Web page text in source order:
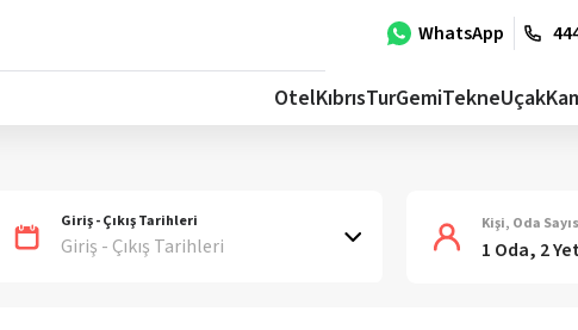
WhatsApp
OtelKıbrısTurGemiTekneUçak
Giriş - Çıkış Tarihleri
Giriş - Çıkış Tarihleri
Kişi, Oda
1 Oda, 2